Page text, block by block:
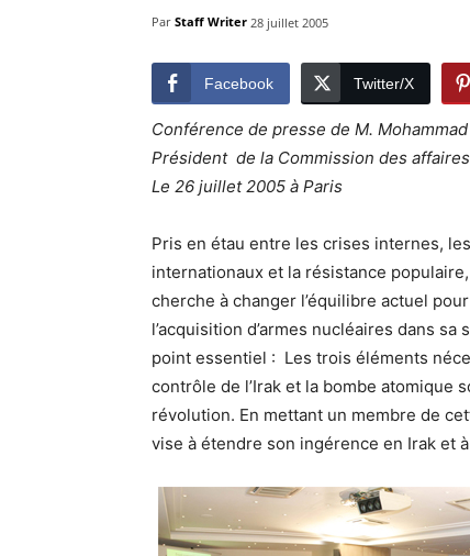
Par Staff Writer 28 juillet 2005
Facebook Twitter/X
Conférence de presse de M.
Président de la Commission des
Le 26 juillet 2005 à Paris
Pris en étau entre les crises internes,
internationaux et la résistance
cherche à changer l’équilibre actuel
l’acquisition d’armes nucléaires dans
point essentiel : Les trois éléments
contrôle de l’Irak et la bombe atomique
révolution. En mettant un membre de
vise à étendre son ingérence en Irak et